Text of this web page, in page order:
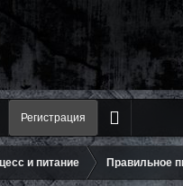
Регистрация
и питание Правильное